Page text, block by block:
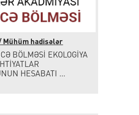
Mühüm hadisələr
BÖLMƏSİ EKOLOGİYA
HESABATI ...